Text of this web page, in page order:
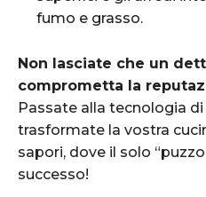
fumo e grasso.
Non lasciate che un
comprometta la
Passate alla tecnologia
trasformate la vostra
sapori, dove il solo
successo!